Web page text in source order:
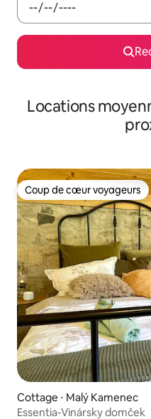
Locations
Coup de cœur voyageurs
Coup de cœur voyageurs
Cottage ⋅ Malý Kamenec
Essentia-Vinársky domček